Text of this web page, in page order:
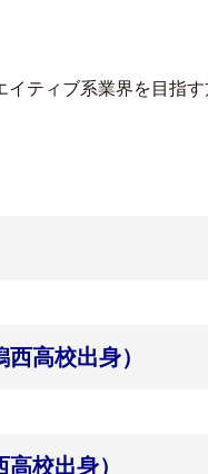
ティブ系業界を目指
高校出身）
校出身）